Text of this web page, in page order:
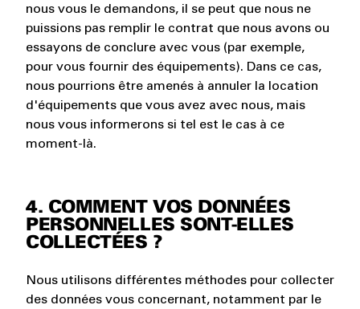
nous vous le demandons, il se peut que nous ne
puissions pas remplir le contrat que nous avons ou
essayons de conclure avec vous (par exemple,
pour vous fournir des équipements). Dans ce cas,
nous pourrions être amenés à annuler la location
d'équipements que vous avez avec nous, mais
nous vous informerons si tel est le cas à ce
moment-là.
4. COMMENT VOS DONNÉES
PERSONNELLES SONT-ELLES
COLLECTÉES ?
Nous utilisons différentes méthodes pour collecter
des données vous concernant, notamment par le